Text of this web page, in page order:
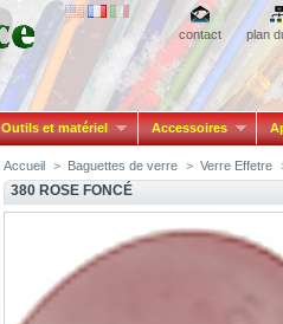
contact plan
Outils et matériel Accessoires
Accueil > Baguettes de verre > Verre Effetre
380 ROSE FONCÉ